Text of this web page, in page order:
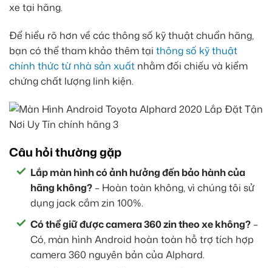
xe tại hãng.
Để hiểu rõ hơn về các thông số kỹ thuật chuẩn hãng,
bạn có thể tham khảo thêm tại thông số kỹ thuật
chính thức từ nhà sản xuất nhằm đối chiếu và kiểm
chứng chất lượng linh kiện.
Câu hỏi thường gặp
Lắp màn hình có ảnh hưởng đến bảo hành của
hãng không? – Hoàn toàn không, vì chúng tôi sử
dụng jack cắm zin 100%.
Có thể giữ được camera 360 zin theo xe không? –
Có, màn hình Android hoàn toàn hỗ trợ tích hợp
camera 360 nguyên bản của Alphard.